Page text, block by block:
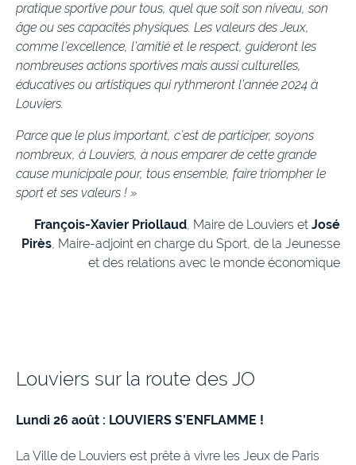
pratique sportive pour tous, quel que soit son niveau, son
âge ou ses capacités physiques. Les valeurs des Jeux,
comme l’excellence, l’amitié et le respect, guideront les
nombreuses actions sportives mais aussi culturelles,
éducatives ou artistiques qui rythmeront l’année 2024 à
Louviers.
Parce que le plus important, c’est de participer, soyons
nombreux, à Louviers, à nous emparer de cette grande
cause municipale pour, tous ensemble, faire triompher le
sport et ses valeurs ! »
François-Xavier Priollaud, Maire de Louviers et José
Pirès, Maire-adjoint en charge du Sport, de la Jeunesse
et des relations avec le monde économique
Louviers sur la route des JO
Lundi 26 août : LOUVIERS S’ENFLAMME !
La Ville de Louviers est prête à vivre les Jeux de Paris